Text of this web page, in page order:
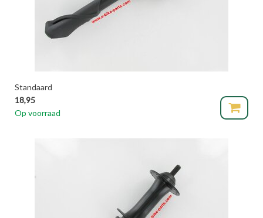
Standaard
18,95
Op voorraad